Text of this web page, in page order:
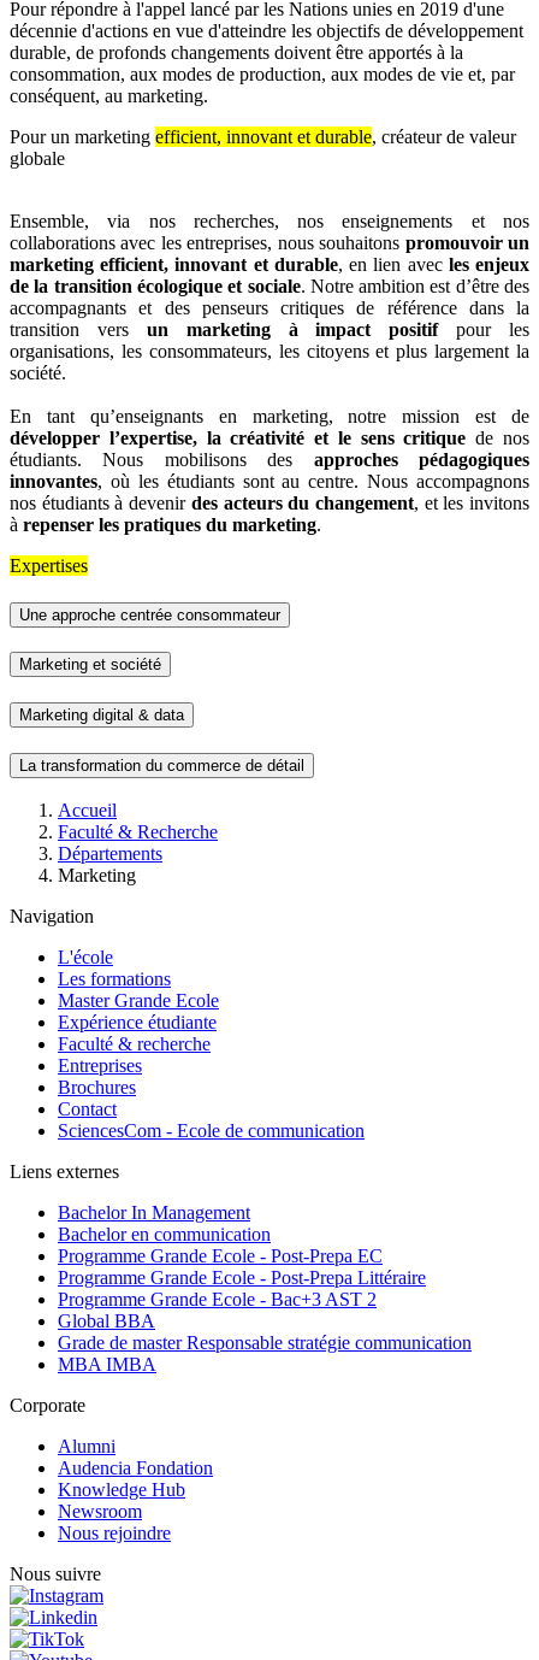
Pour répondre à l'appel lancé par les Nations unies en 2019 d'une
décennie d'actions en vue d'atteindre les objectifs de développement
durable, de profonds changements doivent être apportés à la
consommation, aux modes de production, aux modes de vie et, par
conséquent, au marketing.
Pour un marketing efficient, innovant et durable, créateur de valeur
globale
Ensemble, via nos recherches, nos enseignements et nos
collaborations avec les entreprises, nous souhaitons promouvoir un
marketing efficient, innovant et durable, en lien avec les enjeux
de la transition écologique et sociale. Notre ambition est d’être des
accompagnants et des penseurs critiques de référence dans la
transition vers un marketing à impact positifpour les
organisations, les consommateurs, les citoyens et plus largement la
société.
En tant qu’enseignants en marketing, notre mission est de
développer l’expertise, la créativité et le sens critique de nos
étudiants. Nous mobilisons des approches pédagogiques
innovantes, où les étudiants sont au centre. Nous accompagnons
nos étudiants à devenir des acteurs du changement, et les invitons
à repenser les pratiques du marketing.
Expertises
Une approche centrée consommateur
Marketing et société
Marketing digital & data
La transformation du commerce de détail
d'Ariane
Accueil
Faculté & Recherche
Départements
Marketing
Navigation
L'école
Les formations
Master Grande Ecole
Expérience étudiante
Faculté & recherche
Entreprises
Brochures
Contact
SciencesCom - Ecole de communication
Liens externes
Bachelor In Management
Bachelor en communication
Programme Grande Ecole - Post-Prepa EC
Programme Grande Ecole - Post-Prepa Littéraire
Programme Grande Ecole - Bac+3 AST 2
Global BBA
Grade de master Responsable stratégie communication
MBA IMBA
Corporate
Alumni
Audencia Fondation
Knowledge Hub
Newsroom
Nous rejoindre
Nous suivre